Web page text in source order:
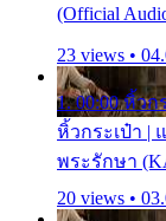
(Official
23 views •
1. 00:00 หิ้วก
หิ้วกระเป๋า |
พระรักษา
20 views •